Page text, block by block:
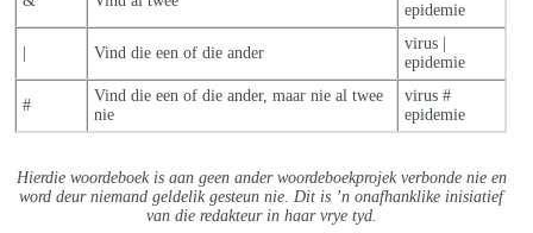
epidemie
Vind die een of die ander
virus |
epidemie
#
Vind die een of die ander, maar nie al twee
nie
virus #
epidemie
Hierdie woordeboek is aan geen ander woordeboekprojek verbonde nie en
word deur niemand geldelik gesteun nie. Dit is ’n onafhanklike inisiatief
van die redakteur in haar vrye tyd.